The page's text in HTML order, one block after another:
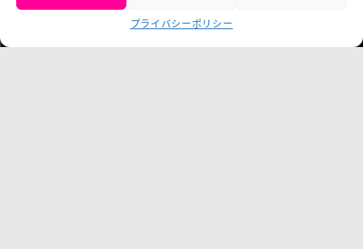
プライバシーポリシー